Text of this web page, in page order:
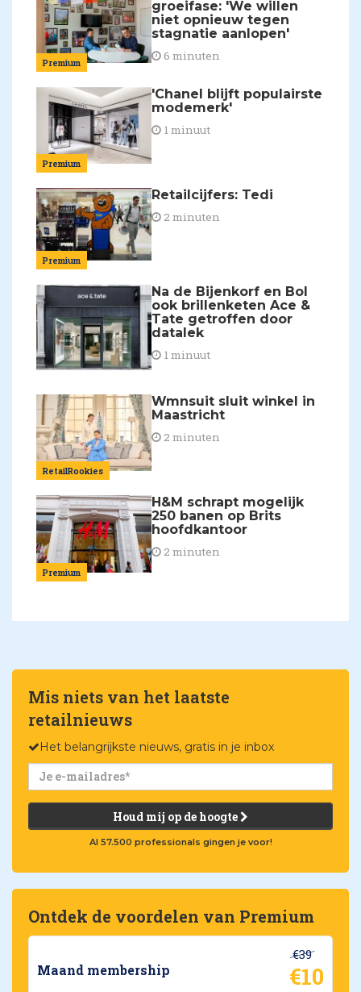
Premium
groeifase: 'We willen
niet opnieuw tegen
stagnatie aanlopen'
6 minuten
Premium
'Chanel blijft populairste
modemerk'
1 minuut
Premium
Retailcijfers: Tedi
2 minuten
Na de Bijenkorf en Bol
ook brillenketen Ace &
Tate getroffen door
datalek
1 minuut
RetailRookies
Wmnsuit sluit winkel in
Maastricht
2 minuten
Premium
H&M schrapt mogelijk
250 banen op Brits
hoofdkantoor
2 minuten
Mis niets van het laatste
retailnieuws
Het belangrijkste nieuws, gratis in je inbox
Houd mij op de hoogte
Al 57.500 professionals gingen je voor!
Ontdek de voordelen van Premium
Maand membership
€39
€10